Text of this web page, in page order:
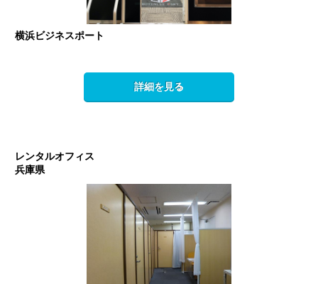
横浜ビジネスポート
詳細を見る
レンタルオフィス
兵庫県